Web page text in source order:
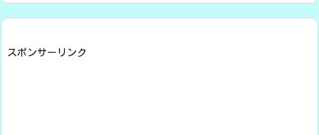
スポンサーリンク